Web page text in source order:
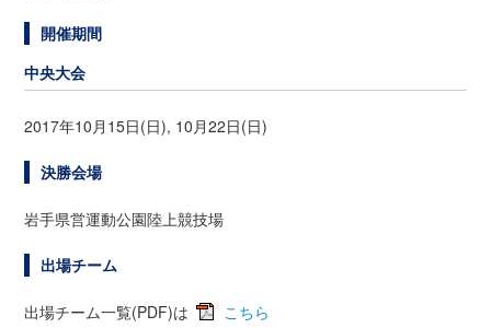
開催期間
中央大会
2017年10月15日(日), 10月22日(日)
決勝会場
岩手県営運動公園陸上競技場
出場チーム
出場チーム一覧(PDF)は こちら